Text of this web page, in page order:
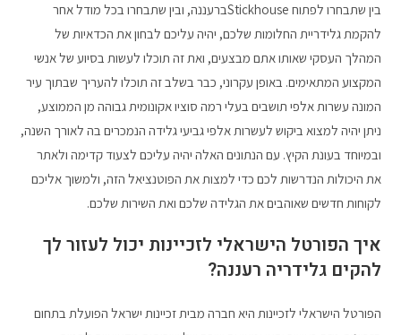
בין שתבחרו לפתוח Stickhouseברעננה, ובין שתבחרו בכל מודל אחר
להקמת גלידריית החלומות שלכם, יהיה עליכם לבחון את הכדאיות של
המהלך העסקי שאותו אתם מבצעים, ואת זה תוכלו לעשות בסיוע של אנשי
המקצוע המתאימים. באופן עקרוני, כבר בשלב זה תוכלו להעריך שבתוך עיר
המונה עשרות אלפי תושבים בעלי רמה סוציו אקונומית גבוהה מן הממוצע,
ניתן יהיה למצוא ביקוש לעשרות אלפי גביעי גלידה הנמכרים בה לאורך השנה,
ובמיוחד בעונת הקיץ. עם הנתונים האלה יהיה עליכם לצעוד קדימה ולאתר
את היכולות הנדרשות לכם כדי למצות את הפוטנציאל הזה, ולמשוך אליכם
לקוחות חדשים שאוהבים את הגלידה שלכם ואת השירות שלכם.
איך הפורטל הישראלי לזכיינות יכול לעזור לך
להקים גלידריה רעננה?
הפורטל הישראלי לזכיינות היא חברה מבית זכיינות ישראל הפועלת בתחום